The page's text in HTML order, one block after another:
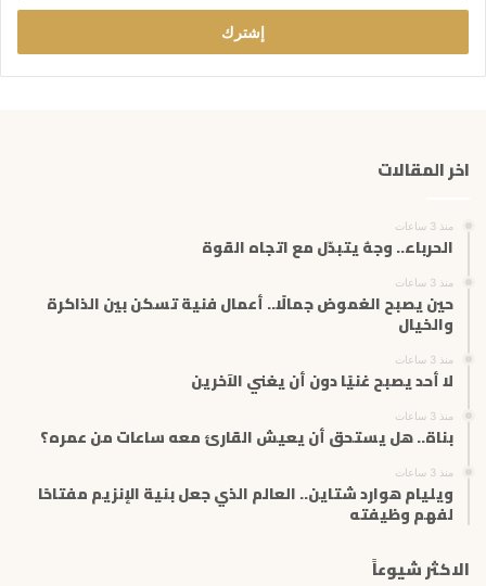
خ
ب
ر
ت
اخر المقالات
منذ 3 ساعات
الحرباء.. وجهٌ يتبدّل مع اتجاه القوة
منذ 3 ساعات
حين يصبح الغموض جمالًا.. أعمال فنية تسكن بين الذاكرة
والخيال
منذ 3 ساعات
لا أحد يصبح غنيًا دون أن يغني الآخرين
منذ 3 ساعات
بناة.. هل يستحق أن يعيش القارئ معه ساعات من عمره؟
منذ 3 ساعات
ويليام هوارد شتاين.. العالم الذي جعل بنية الإنزيم مفتاحًا
لفهم وظيفته
الاكثر شيوعاً